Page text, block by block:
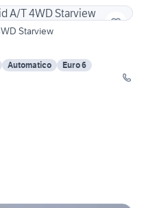
Starview
Automatico
Euro 6